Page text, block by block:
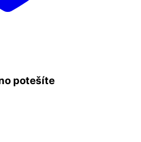
potešíte